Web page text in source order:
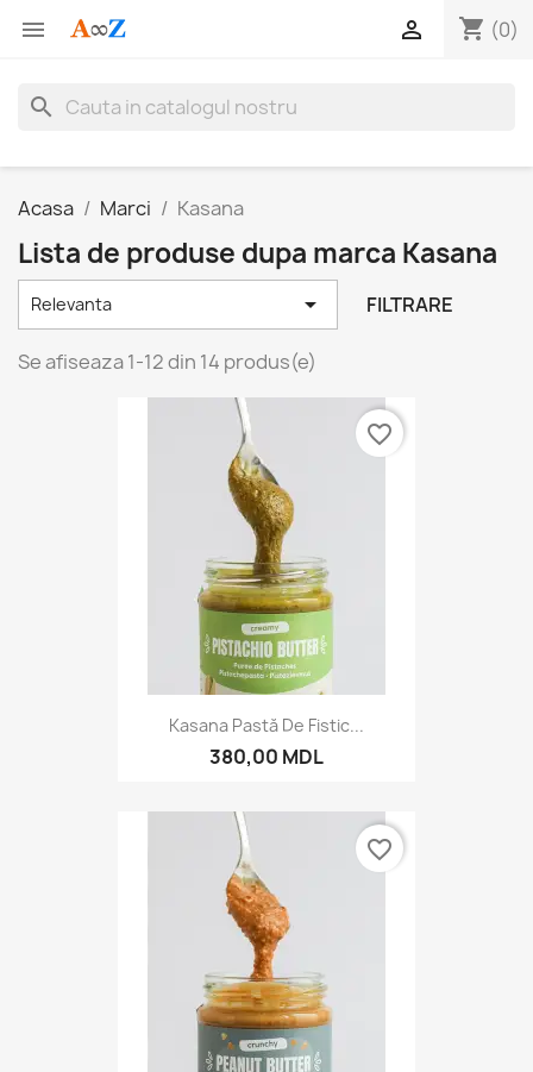
 shopping_cart (0)

search
Acasa Marci Kasana
Lista de produse dupa marca Kasana
Relevanta  FILTRARE
Se afiseaza 1-12 din 14 produs(e)
Kasana Pastă De Fistic...
380,00 MDL
favorite_border
favorite_border